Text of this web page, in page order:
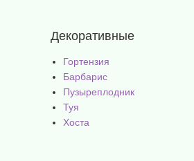
Декоративные
Гортензия
Барбарис
Пузыреплодник
Туя
Хоста